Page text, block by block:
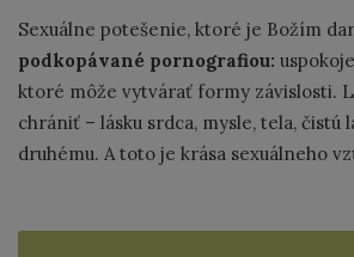
Sexuálne potešenie, ktoré je Božím
podkopávané pornografiou:
ktoré môže vytvárať formy závislosti.
chrániť – lásku srdca, mysle, tela, čistú
druhému. A toto je krása sexuálneho